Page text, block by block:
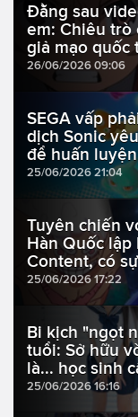
Đằng sau
em: Chiêu trò
giả mạo quốc
26/06/2026 09:06
SEGA vấp
dịch Sonic
để huấn
25/06/2026 21:04
Tuyên chiến
Hàn Quốc lập
Content, có
25/06/2026 17:22
Bi kịch "ngọt
tuổi: Sở hữu
là... học sinh
25/06/2026 16:16